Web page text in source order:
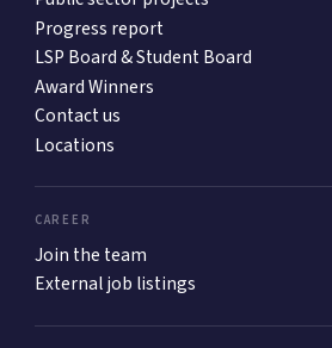
Progress report
LSP Board & Student Board
Award Winners
Contact us
Locations
CAREER
Join the team
External job listings